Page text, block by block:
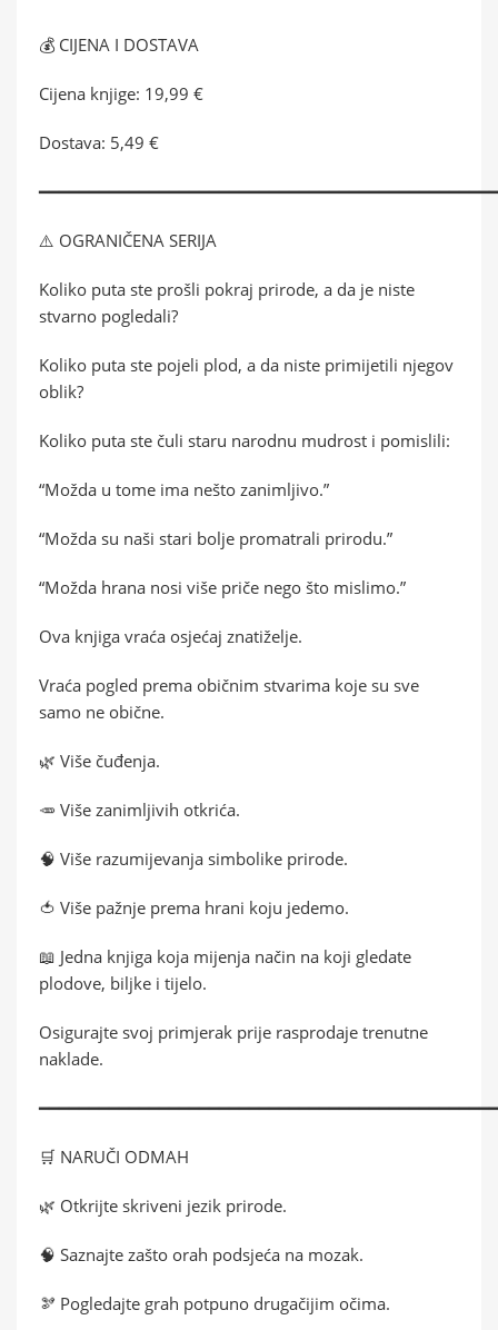
💰 CIJENA I DOSTAVA
Cijena knjige: 19,99 €
Dostava: 5,49 €
⚠️ OGRANIČENA SERIJA
Koliko puta ste prošli pokraj prirode, a da je niste
stvarno pogledali?
Koliko puta ste pojeli plod, a da niste primijetili njegov
oblik?
Koliko puta ste čuli staru narodnu mudrost i pomislili:
“Možda u tome ima nešto zanimljivo.”
“Možda su naši stari bolje promatrali prirodu.”
“Možda hrana nosi više priče nego što mislimo.”
Ova knjiga vraća osjećaj znatiželje.
Vraća pogled prema običnim stvarima koje su sve
samo ne obične.
🌿 Više čuđenja.
🥕 Više zanimljivih otkrića.
🧠 Više razumijevanja simbolike prirode.
🍅 Više pažnje prema hrani koju jedemo.
📖 Jedna knjiga koja mijenja način na koji gledate
plodove, biljke i tijelo.
Osigurajte svoj primjerak prije rasprodaje trenutne
naklade.
🛒 NARUČI ODMAH
🌿 Otkrijte skriveni jezik prirode.
🧠 Saznajte zašto orah podsjeća na mozak.
🫘 Pogledajte grah potpuno drugačijim očima.